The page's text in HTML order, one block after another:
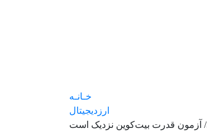
خـانـه
ارزدیجیتال
آزمون قدرت بیت‌کوین نزدیک است